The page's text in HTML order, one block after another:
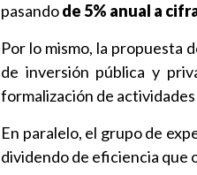
pasandode 5% anual a
Por lo mismo, la propuesta
de inversión pública y
formalización de
En paralelo, el grupo de
dividendo de eficiencia que